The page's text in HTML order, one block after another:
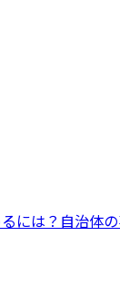
には？自治体